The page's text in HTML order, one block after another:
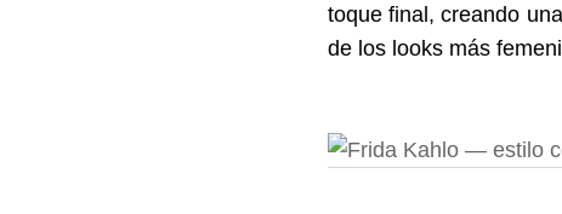
toque final, creando
de los looks más